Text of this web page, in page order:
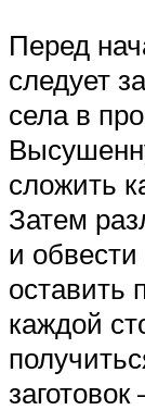
Перед
следует
села в
сложить
Затем
и
оставить
каждой